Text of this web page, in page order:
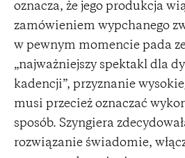
oznacza, że jego produkcja
zamówieniem wypchanego
w pewnym momencie pada
„najważniejszy spektakl dla
kadencji”, przyznanie
musi przecież oznaczać
sposób. Szyngiera
rozwiązanie świadomie,